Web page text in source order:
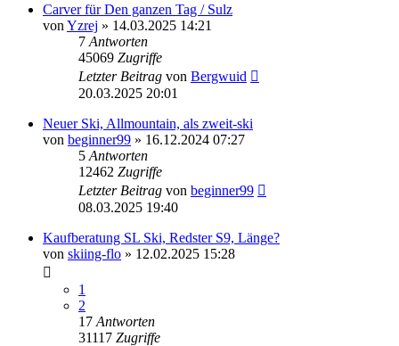
Carver für Den ganzen Tag / Sulz
von Yzrej » 14.03.2025 14:21
7 Antworten
45069 Zugriffe
Letzter Beitrag von Bergwuid
20.03.2025 20:01
Neuer Ski, Allmountain, als zweit-ski
von beginner99 » 16.12.2024 07:27
5 Antworten
12462 Zugriffe
Letzter Beitrag von beginner99
08.03.2025 19:40
Kaufberatung SL Ski, Redster S9, Länge?
von skiing-flo » 12.02.2025 15:28
1
2
17 Antworten
31117 Zugriffe